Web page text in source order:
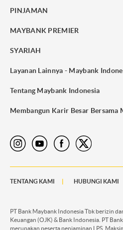
PINJAMAN
MAYBANK PREMIER
SYARIAH
Layanan Lainnya - Maybank
Tentang Maybank Indonesia
Membangun Karir Besar Bersama
TENTANG KAMI HUBUNGI KAMI
PT Bank Maybank Indonesia Tbk berizin
Keuangan (OJK) & Bank Indonesia. PT
merupakan peserta penjaminan LPS.